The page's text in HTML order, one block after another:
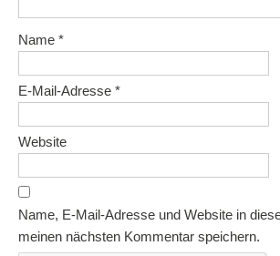
Name *
E-Mail-Adresse *
Website
Name, E-Mail-Adresse und Website in
meinen nächsten Kommentar speichern.